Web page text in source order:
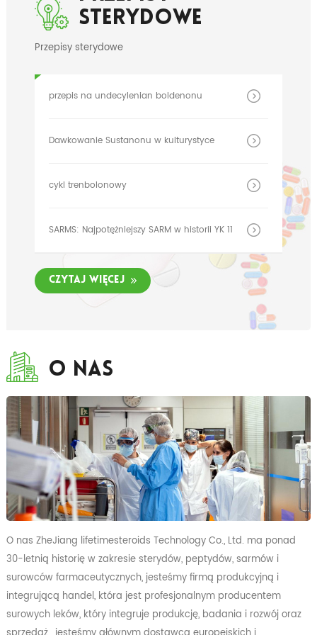
Sterydowe
Przepisy sterydowe
przepis na undecylenian boldenonu
Dawkowanie Sustanonu w kulturystyce
cykl trenbolonowy
SARMS: Najpotężniejszy SARM w historii YK 11
Czytaj więcej
O Nas
O nas ZheJiang lifetimesteroids Technology Co., Ltd. ma ponad
30-letnią historię w zakresie sterydów, peptydów, sarmów i
surowców farmaceutycznych, jesteśmy firmą produkcyjną i
integrującą handel, która jest profesjonalnym producentem
surowych leków, który integruje produkcję, badania i rozwój oraz